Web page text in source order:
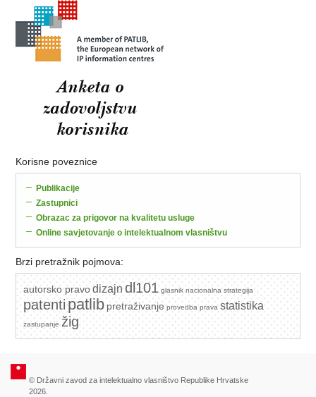
Korisne poveznice
Publikacije
Zastupnici
Obrazac za prigovor na kvalitetu usluge
Online savjetovanje o intelektualnom vlasništvu
Brzi pretražnik pojmova:
autorsko pravo dizajn dl101 glasnik nacionalna strategija
patenti patlib pretraživanje provedba prava statistika
zastupanje žig
© Državni zavod za intelektualno vlasništvo Republike Hrvatske
2026.